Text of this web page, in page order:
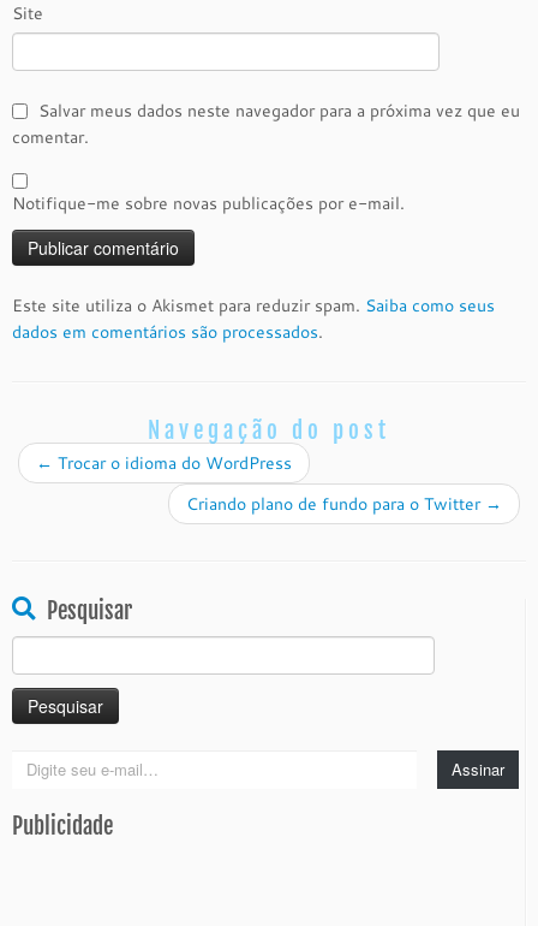
Site
Salvar meus dados neste navegador para a próxima vez que eu
comentar.
Notifique-me sobre novas publicações por e-mail.
Este site utiliza o Akismet para reduzir spam. Saiba como seus
dados em comentários são processados.
Navegação do post
← Trocar o idioma do WordPress
Criando plano de fundo para o Twitter →
Pesquisar
por:
Digite
e-
mail…
Assinar
Publicidade